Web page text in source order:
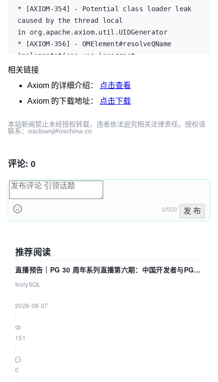
* [AXIOM-354] - Potential class loader leak
caused by the thread local
in org.apache.axiom.util.UIDGenerator
* [AXIOM-356] - OMElement#resolveQName
implementations use incorrect
algorithm to resolve unprefixed QNames
return incorrect value
* [AXIOM-359] - OMProcessingInstructionImpl
value passed in the constructor
* [AXIOM-364] - Unnecessary cast to byte
* [AXIOM-365] - Add
iterators
相关链接
Axiom 的详细介绍：
点击查看
Axiom 的下载地址： 点击下载
本站新闻禁止未经授权转载，违者依法追究相关法律责任。授权请
联系：oscbianji#oschina.cn
评论: 0
0/500 发 布
推荐阅读
直播预告｜PG 30 周年系列直播第六期：中国开发者与PG内
核——我们改得动吗？我们贡献了什么？
IvorySQL
2026-08-07
151
0